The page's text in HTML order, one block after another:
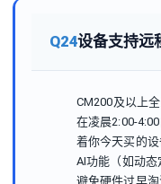
Q24设备支持远
CM200及以上
在凌晨2:00-
着你今天买的
AI功能（如动态
避免硬件过早